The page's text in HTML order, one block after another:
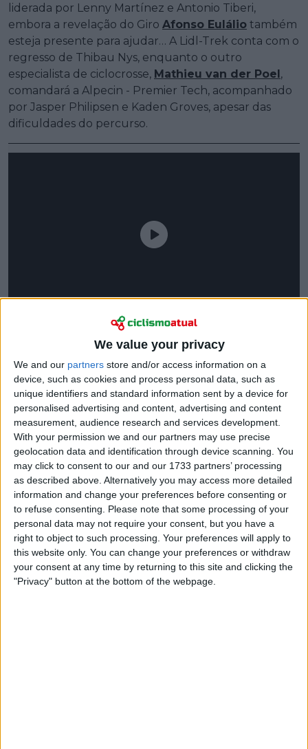
We value your privacy
We and our partners store and/or access information on a
device, such as cookies and process personal data, such as
unique identifiers and standard information sent by a device for
personalised advertising and content, advertising and content
measurement, audience research and services development.
With your permission we and our partners may use precise
geolocation data and identification through device scanning. You
may click to consent to our and our 1733 partners’ processing
as described above. Alternatively you may access more detailed
information and change your preferences before consenting or
to refuse consenting.
Please note that some processing of your
personal data may not require your consent, but you have a
right to object to such processing. Your preferences will apply to
this website only. You can change your preferences or withdraw
your consent at any time by returning to this site and clicking the
"Privacy" button at the bottom of the webpage.
liderada por Lenny Martínez e Antonio Tiberi,
embora a revelação do Giro Afonso Eulálio também
esteja presente para ajudar… A Lidl-Trek conta com o
regresso de Thibau Nys, enquanto o outro
especialista de ciclocrosse, Mathieu van der Poel,
comandará a Alpecin - Premier Tech, acompanhado
por Jasper Philipsen e Kaden Groves, apesar das
dificuldades do percurso.
Leia também
Afonso Eulálio regressou a
Portugal e poderá defrontar
Pogacar em junho: "Vamos ver o
que a equipa decidirá"
EXCLUSIVO: Ciclista da UAE
explica desentendimento entre